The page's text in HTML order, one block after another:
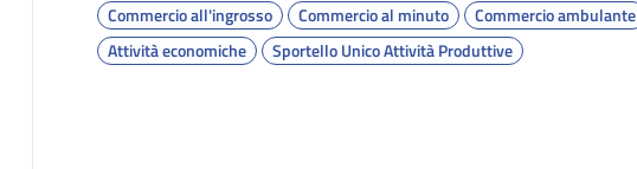
Commercio all'ingrosso Commercio al minuto Commercio ambulante
Attività economiche
Sportello Unico Attività Produttive